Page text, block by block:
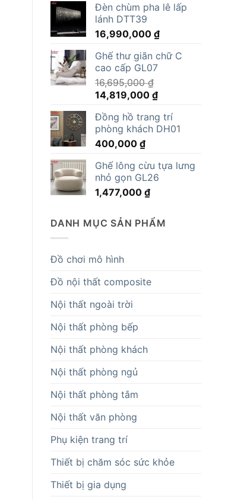
Đèn chùm pha lê lấp
lánh DTT39
16,990,000 ₫
Ghế thư giãn chữ C
cao cấp GL07
16,695,000₫
Giá
là:
16,695,000 ₫.
14,819,000 ₫Giá
tại
là:
Đồng hồ trang trí
phòng khách DH01
400,000 ₫
Ghế lông cừu tựa lưng
nhỏ gọn GL26
1,477,000 ₫
DANH MỤC SẢN PHẨM
Đồ chơi mô hình
Đồ nội thất composite
Nội thất ngoài trời
Nội thất phòng bếp
Nội thất phòng khách
Nội thất phòng ngủ
Nội thất phòng tắm
Nội thất văn phòng
Phụ kiện trang trí
Thiết bị chăm sóc sức khỏe
Thiết bị gia dụng